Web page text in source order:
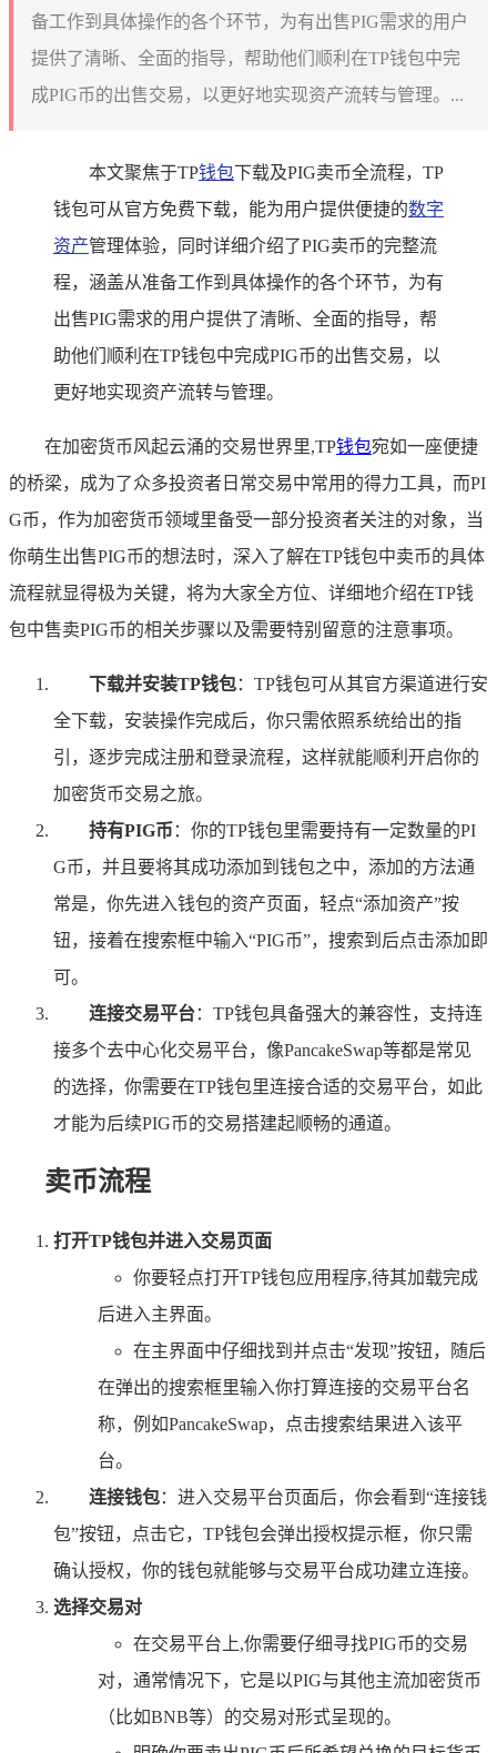
备工作到具体操作的各个环节，为有出售PIG需求的用户
提供了清晰、全面的指导，帮助他们顺利在TP钱包中完
成PIG币的出售交易，以更好地实现资产流转与管理。...
本文聚焦于TP钱包下载及PIG卖币全流程，TP
钱包可从官方免费下载，能为用户提供便捷的数字
资产管理体验，同时详细介绍了PIG卖币的完整流
程，涵盖从准备工作到具体操作的各个环节，为有
出售PIG需求的用户提供了清晰、全面的指导，帮
助他们顺利在TP钱包中完成PIG币的出售交易，以
更好地实现资产流转与管理。
在加密货币风起云涌的交易世界里,TP钱包宛如一座便捷
的桥梁，成为了众多投资者日常交易中常用的得力工具，而PI
G币，作为加密货币领域里备受一部分投资者关注的对象，当
你萌生出售PIG币的想法时，深入了解在TP钱包中卖币的具体
流程就显得极为关键，将为大家全方位、详细地介绍在TP钱
包中售卖PIG币的相关步骤以及需要特别留意的注意事项。
下载并安装TP钱包：TP钱包可从其官方渠道进行安
全下载，安装操作完成后，你只需依照系统给出的指
引，逐步完成注册和登录流程，这样就能顺利开启你的
加密货币交易之旅。
持有PIG币 ：你的TP钱包里需要持有一定数量的PI
G币，并且要将其成功添加到钱包之中，添加的方法通
常是，你先进入钱包的资产页面，轻点“添加资产”按
钮，接着在搜索框中输入“PIG币”，搜索到后点击添加即
可。
连接交易平台：TP钱包具备强大的兼容性，支持连
接多个去中心化交易平台，像PancakeSwap等都是常见
的选择，你需要在TP钱包里连接合适的交易平台，如此
才能为后续PIG币的交易搭建起顺畅的通道。
卖币流程
打开TP钱包并进入交易页面
你要轻点打开TP钱包应用程序,待其加载完成
后进入主界面。
在主界面中仔细找到并点击“发现”按钮，随后
在弹出的搜索框里输入你打算连接的交易平台名
称，例如PancakeSwap，点击搜索结果进入该平
台。
连接钱包：进入交易平台页面后，你会看到“连接钱
包”按钮，点击它，TP钱包会弹出授权提示框，你只需
确认授权，你的钱包就能够与交易平台成功建立连接。
选择交易对
在交易平台上,你需要仔细寻找PIG币的交易
对，通常情况下，它是以PIG与其他主流加密货币
（比如BNB等）的交易对形式呈现的。